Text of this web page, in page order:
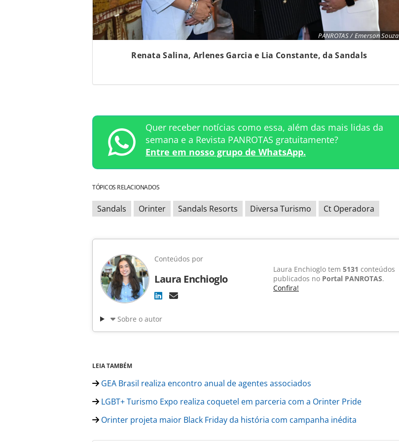
PANROTAS / Emerson Souza
Renata Salina, Arlenes Garcia e Lia Constante, da Sandals
Quer receber notícias como essa, além das mais lidas da
semana e a Revista PANROTAS gratuitamente?
Entre em nosso grupo de WhatsApp.
TÓPICOS RELACIONADOS
Sandals Orinter Sandals Resorts Diversa Turismo Ct Operadora
Conteúdos por
Laura Enchioglo
Laura Enchioglo tem 5131 conteúdos
publicados no Portal PANROTAS.
Confira!
Sobre o autor
LEIA TAMBÉM
GEA Brasil realiza encontro anual de agentes associados
LGBT+ Turismo Expo realiza coquetel em parceria com a Orinter Pride
Orinter projeta maior Black Friday da história com campanha inédita